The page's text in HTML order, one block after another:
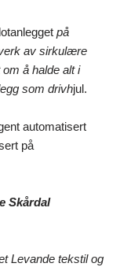
på
av sirkulære
å halde alt i
som drivhjul.
automatisert
på
Skårdal
Levande tekstil og